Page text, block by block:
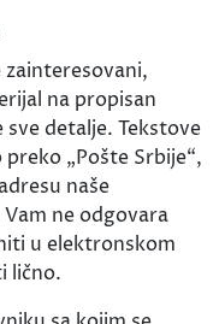
zainteresovani,
na propisan
detalje. Tekstove
„Pošte Srbije“,
naše
ne odgovara
u elektronskom
lično.